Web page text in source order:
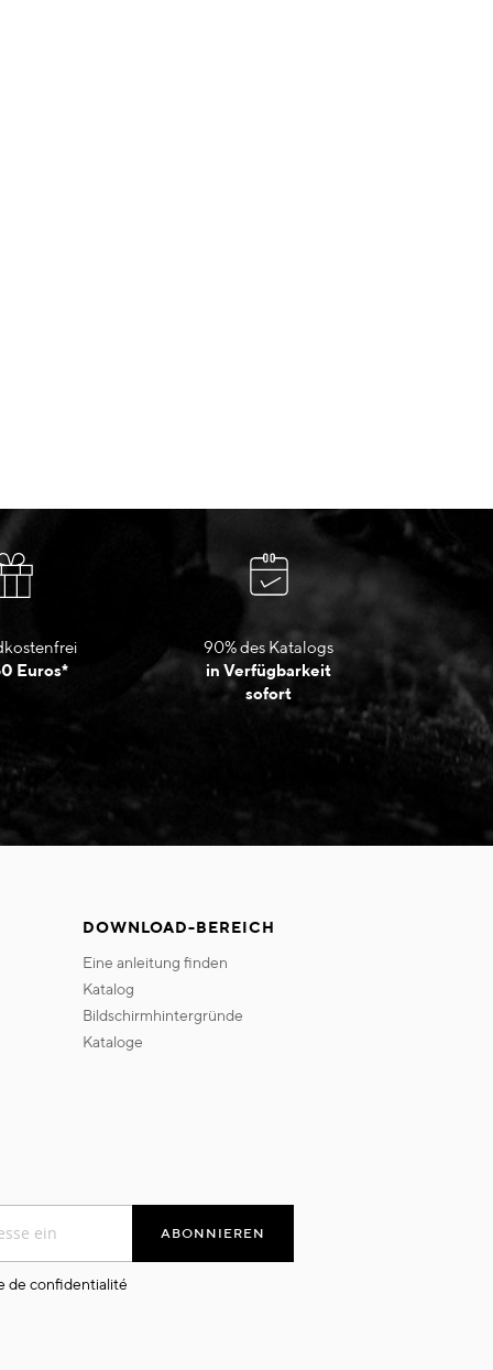
Euros*
90% des Katalogs
in Verfügbarkeit
sofort
DOWNLOAD-BEREICH
eine anleitung finden
katalog
bildschirmhintergründe
kataloge
ABONNIEREN
de confidentialité